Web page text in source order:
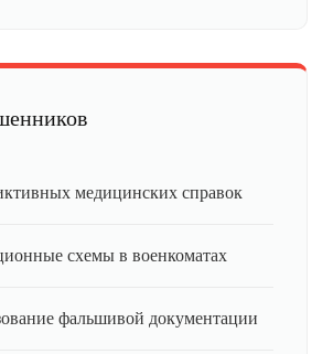
медицинских справок
схемы в военкоматах
фальшивой документации